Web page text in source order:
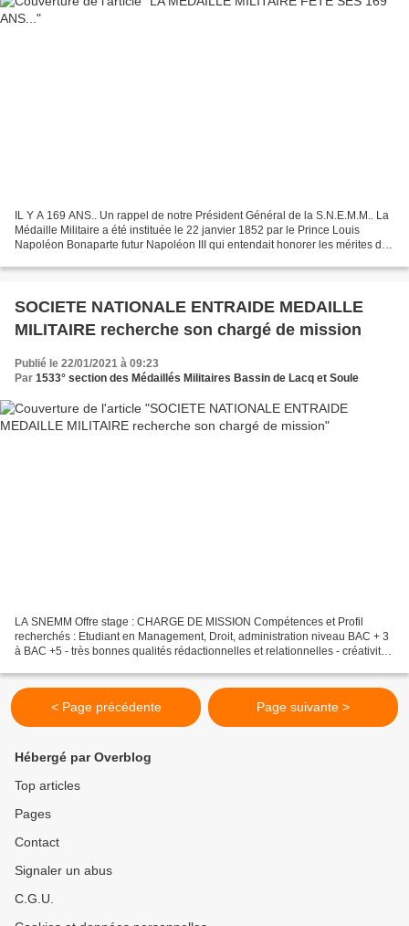
IL Y A 169 ANS.. Un rappel de notre Président Général de la S.N.E.M.M.. La
Médaille Militaire a été instituée le 22 janvier 1852 par le Prince Louis
Napoléon Bonaparte futur Napoléon III qui entendait honorer les mérites de
SOCIETE NATIONALE ENTRAIDE MEDAILLE
MILITAIRE recherche son chargé de mission
Publié le 22/01/2021 à 09:23
Par 1533° section des Médaillés Militaires Bassin de Lacq et Soule
LA SNEMM Offre stage : CHARGE DE MISSION Compétences et Profil
recherchés : Etudiant en Management, Droit, administration niveau BAC + 3
à BAC +5 - très bonnes qualités rédactionnelles et relationnelles - créativité,
< Page précédente Page suivante >
Hébergé par Overblog
Top articles
Pages
Contact
Signaler un abus
C.G.U.